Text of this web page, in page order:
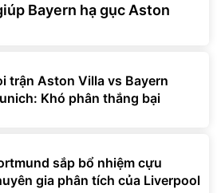
Bayern hạ gục Aston
trận Aston Villa vs Bayern
Khó phân thắng bại
sắp bổ nhiệm cựu
gia phân tích của Liverpool